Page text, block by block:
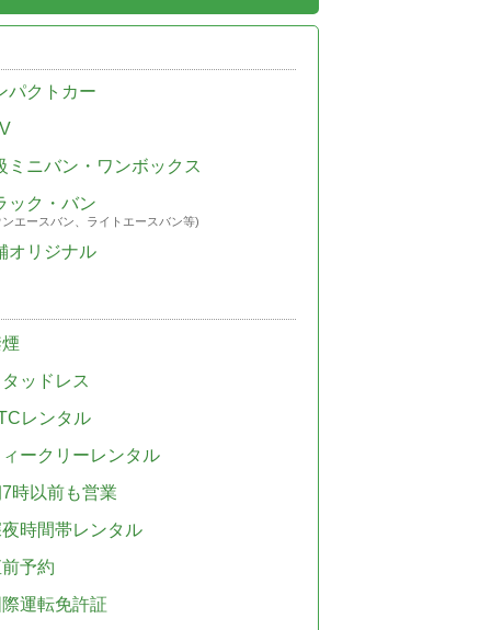
パクトカー
ミニバン・ワンボックス
ック・バン
エースバン、ライトエースバン等)
オリジナル
ッドレス
レンタル
ークリーレンタル
時以前も営業
時間帯レンタル
予約
運転免許証